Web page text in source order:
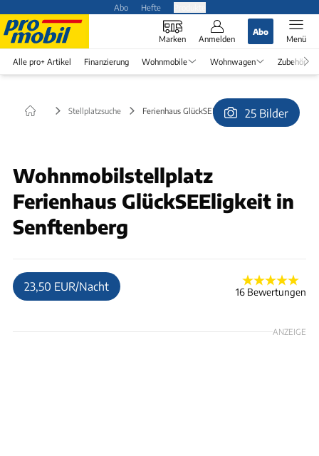
Abo Hefte
Marken Anmelden
Abo
Menü
Alle pro+ Artikel Finanzierung Wohnmobile Wohnwagen Zubehör
Stellplatzsuche Ferienhaus GlückSEEligkeit in Senftenberg
25 Bilder
Wohnmobilstellplatz
Ferienhaus GlückSEEligkeit in
Senftenberg
23,50 EUR/Nacht 16 Bewertungen
ANZEIGE